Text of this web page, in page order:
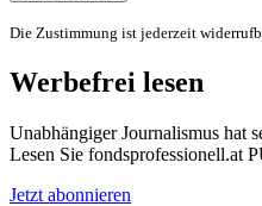
Die Zustimmung ist jederzeit
Werbefrei lesen
Unabhängiger Journalismus hat
Lesen Sie fondsprofessionell.at
Jetzt abonnieren